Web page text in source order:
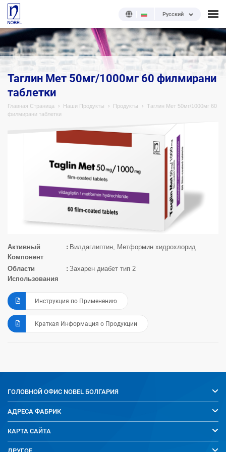
Русский
;
Таглин Мет 50мг/1000мг 60 филмирани
таблетки
Главная Страница Наши Продукты Продукты
Таглин Мет 50мг/1000мг 60
филмирани таблетки
Активный
Компонент
Вилдаглиптин, Метформин хидрохлорид
Области
Использования
Захарен диабет тип 2
Инструкция по Применению
Краткая Информация о Продукции
ГОЛОВНОЙ ОФИС NOBEL БОЛГАРИЯ
АДРЕСА ФАБРИК
КАРТА САЙТА